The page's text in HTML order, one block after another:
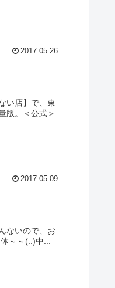
2017.05.26
い店】で、東
版。＜公式＞
2017.05.09
ないので、お
～～(..)中...